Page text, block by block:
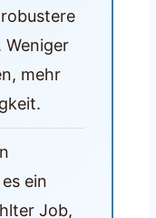
Weniger
mehr
ein
Job,